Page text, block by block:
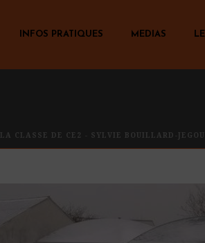
INFOS PRATIQUES MEDIAS
LA CLASSE DE CE2 - SYLVIE BOUILLARD-